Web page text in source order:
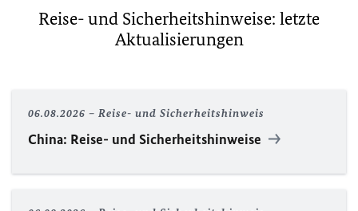
Reise- und Sicherheitshinweise: letzte
Aktualisierungen
06.08.2026 Reise- und Sicherheitshinweis
China: Reise- und Sicherheitshinweise